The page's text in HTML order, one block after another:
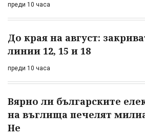
преди 10 часа
До края на август:
линии 12, 15 и 18
преди 10 часа
Вярно ли българските
на въглища печелят
Не